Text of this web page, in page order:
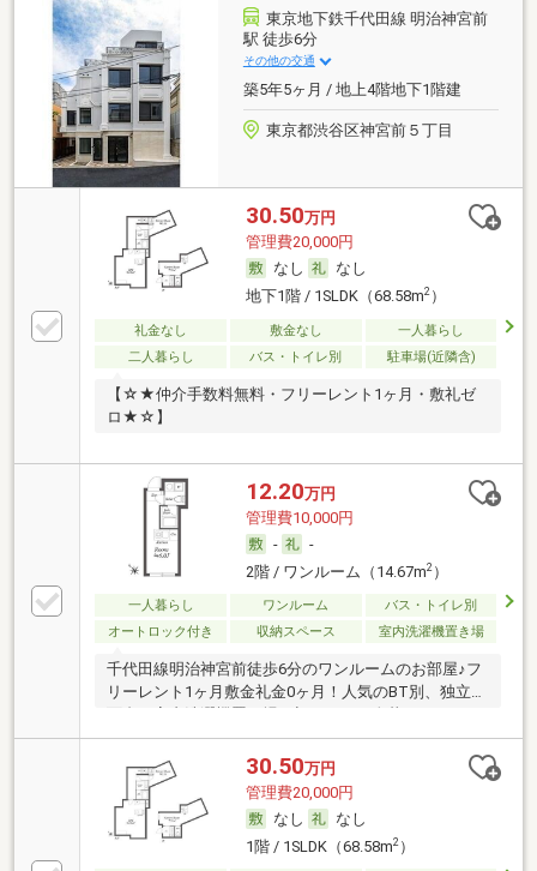
東京地下鉄千代田線 明治神宮前
駅 徒歩6分
その他の交通
築5年5ヶ月 / 地上4階地下1階建
東京都渋谷区神宮前５丁目
30.50万円
管理費20,000円
なし
なし
地下1階 / 1SLDK（68.58m2）
礼金なし 敷金なし
一人暮らし
二人暮らし
バス・トイレ別 駐車場(近隣含)
【☆★仲介手数料無料・フリーレント1ヶ月・敷礼ゼ
ロ★☆】
12.20万円
管理費10,000円
-
-
2階 / ワンルーム（14.67m2）
一人暮らし ワンルーム
バス・トイレ別
オートロック付き
収納スペース 室内洗濯機置き場
千代田線明治神宮前徒歩6分のワンルームのお部屋♪フ
リーレント1ヶ月敷金礼金0ヶ月！人気のBT別、独立洗
すめ！
30.50万円
管理費20,000円
なし
なし
1階 / 1SLDK（68.58m2）